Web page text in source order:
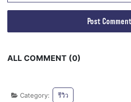
ALL COMMENT (0)
Category: รีวิว